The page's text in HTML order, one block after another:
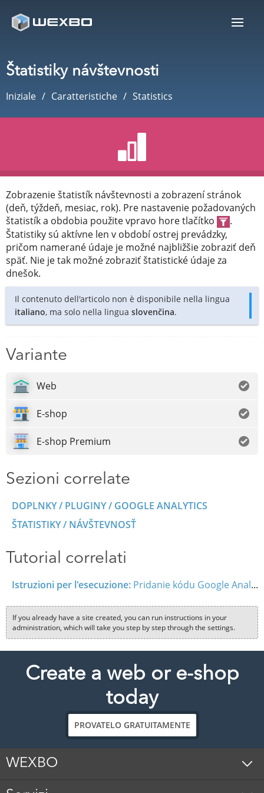
Štatistiky návštevnosti
Iniziale Caratteristiche Statistics
Zobrazenie štatistík návštevnosti a zobrazení stránok
(deň, týždeň, mesiac, rok). Pre nastavenie požadovaných
štatistík a obdobia použite vpravo hore tlačítko
.
Štatistiky sú aktívne len v období ostrej prevádzky,
pričom namerané údaje je možné najbližšie zobraziť deň
späť. Nie je tak možné zobraziť štatistické údaje za
dnešok.
Il contenuto dell'articolo non è disponibile nella lingua
italiano, ma solo nella lingua slovenčina.
Variante
Web
E-shop
E-shop Premium
Sezioni correlate
DOPLNKY / PLUGINY / GOOGLE ANALYTICS
ŠTATISTIKY / NÁVŠTEVNOSŤ
Tutorial correlati
Istruzioni per l'esecuzione: Pridanie kódu Google Analytics
If you already have a site created, you can run instructions in your
administration, which will take you step by step through the settings.
Create a web or e-shop
today
PROVATELO GRATUITAMENTE
WEXBO